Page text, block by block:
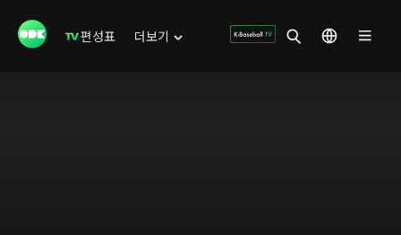
편성표 더보기